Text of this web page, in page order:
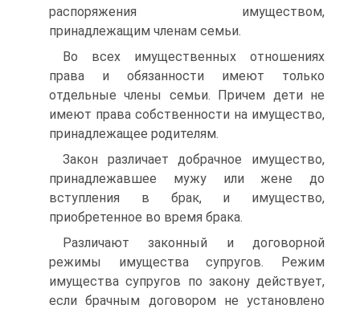
распоряжения имуществом,
принадлежащим членам семьи.
Во всех имущественных отношениях
права и обязанности имеют только
отдельные члены семьи. Причем дети не
имеют права собственности на имущество,
принадлежащее родителям.
Закон различает добрачное имущество,
принадлежавшее мужу или жене до
вступления в брак, и имущество,
приобретенное во время брака.
Различают законный и договорной
режимы имущества супругов. Режим
имущества супругов по закону действует,
если брачным договором не установлено